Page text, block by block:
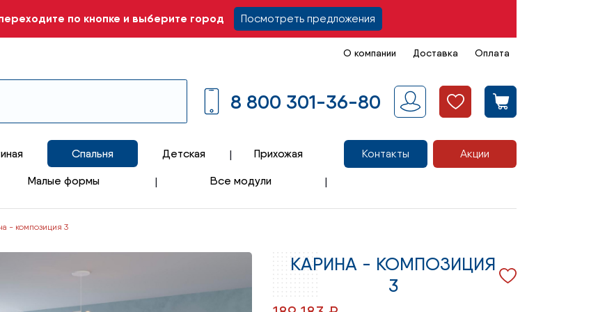
по кнопке и выберите город Посмотреть предложения
О компании Доставка Оплата
8 800 301-36-80
Спальня Детская Прихожая
Малые формы Все модули
Контакты Акции
- композиция 3
КАРИНА - КОМПОЗИЦИЯ
3